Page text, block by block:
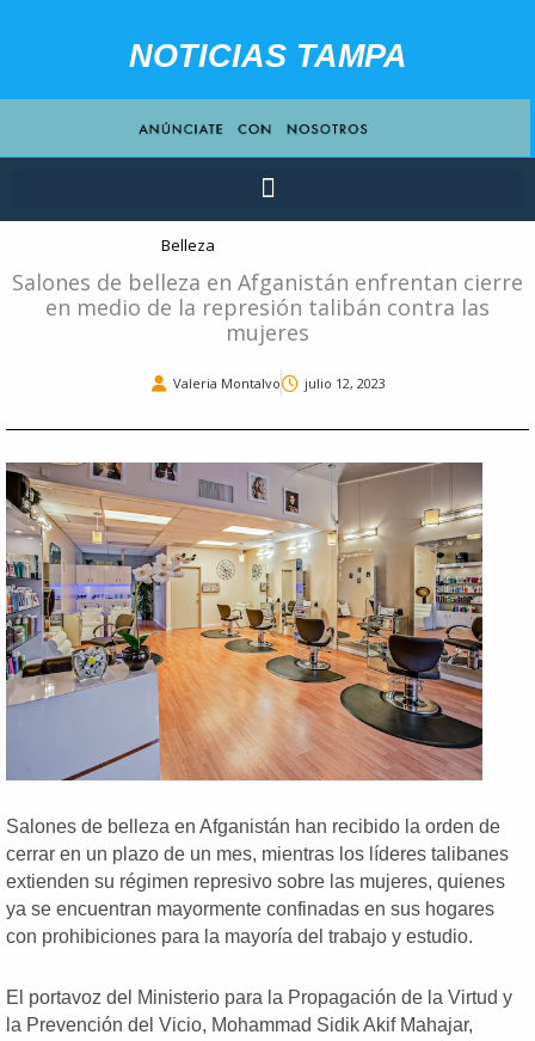
NOTICIAS TAMPA
Belleza
Salones de belleza en Afganistán enfrentan cierre
en medio de la represión talibán contra las
mujeres
Valeria Montalvo julio 12, 2023
Salones de belleza en Afganistán han recibido la orden de
cerrar en un plazo de un mes, mientras los líderes talibanes
extienden su régimen represivo sobre las mujeres, quienes
ya se encuentran mayormente confinadas en sus hogares
con prohibiciones para la mayoría del trabajo y estudio.
El portavoz del Ministerio para la Propagación de la Virtud y
la Prevención del Vicio, Mohammad Sidik Akif Mahajar,